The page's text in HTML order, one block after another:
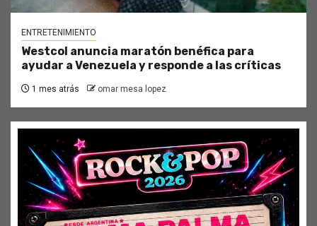
ENTRETENIMIENTO
Westcol anuncia maratón benéfica para
ayudar a Venezuela y responde a las críticas
1 mes atrás omar mesa lopez